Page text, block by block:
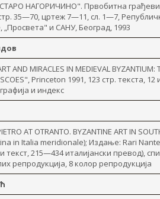
НАГОРИЧИНО". Првобитна
35—70, цртеж 7—11, сл. 1—7,
„Просвета" и САНУ, Београд, 1993
AND MIRACLES IN MEDIEVAL BYZANTIUM:
Princeton 1991, 123 стр. текста,
и индекс
AT OTRANTO. BYZANTINE ART IN
in Italia mеridionale); Издање: Rari
текст, 215—434 италијански превод),
репродукција, 8 колор репродукција